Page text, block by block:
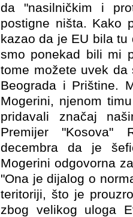
da "nasilničkim i
postigne ništa. Kako
kazao da je EU bila
smo ponekad bili mi
tome možete uvek
Beograda i Prištine.
Mogerini, njenom
pridavali značaj
Premijer "Kosova"
decembra da je
Mogerini odgovorna
"Ona je dijalog o
teritoriji, što je
zbog velikog uloga